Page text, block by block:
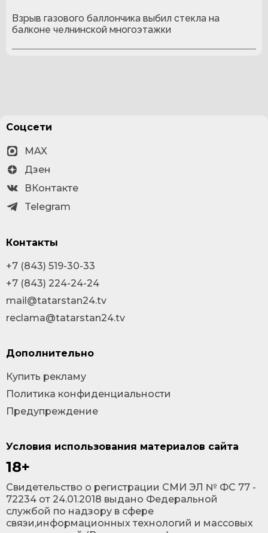
Взрыв газового баллончика выбил стекла на
балконе челнинской многоэтажки
Условия использования материалов сайта
18+
Cвидетельство о регистрации СМИ ЭЛ № ФС 77 -
72234 от 24.01.2018 выдано Федеральной
службой по надзору в сфере
связи,информационных технологий и массовых
Соцсети
MAX
Дзен
ВКонтакте
Telegram
Контакты
+7 (843) 519-30-33
+7 (843) 224-24-24
mail@tatarstan24.tv
reclama@tatarstan24.tv
Дополнительно
Купить рекламу
Политика конфиденциальности
Предупреждение